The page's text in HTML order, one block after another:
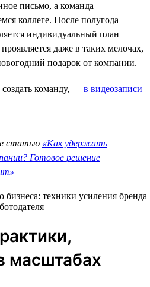
письмо, а команда —
коллеге. После полугода
индивидуальный план
даже в таких мелочах,
подарок от компании.
команду, — в видеозаписи
статью «Как удержать
Готовое решение
масштабах